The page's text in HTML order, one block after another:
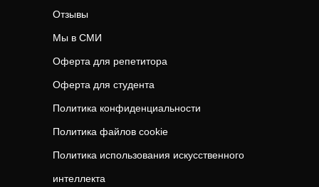
Отзывы
Мы в СМИ
Оферта для репетитора
Оферта для студента
Политика конфиденциальности
Политика файлов cookie
Политика использования искусственного
интеллекта